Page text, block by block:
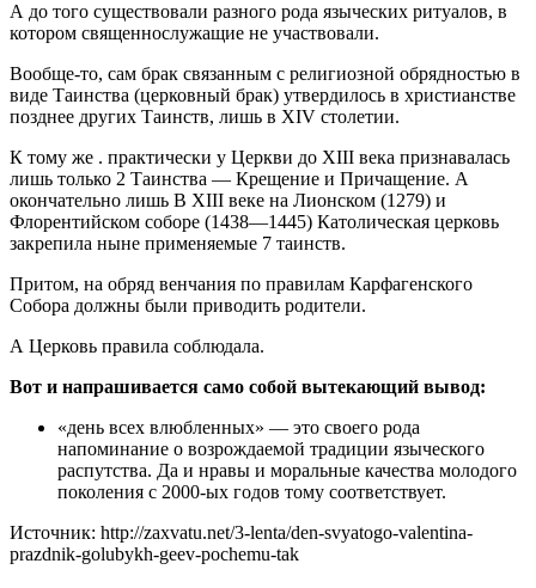
А до того существовали разного рода языческих ритуалов, в
котором священнослужащие не участвовали.
Вообще-то, сам брак связанным с религиозной обрядностью в
виде Таинства (церковный брак) утвердилось в христианстве
позднее других Таинств, лишь в XIV столетии.
К тому же . практически у Церкви до XIII века признавалась
лишь только 2 Таинства — Крещение и Причащение. А
окончательно лишь В XIII веке на Лионском (1279) и
Флорентийском соборе (1438—1445) Католическая церковь
закрепила ныне применяемые 7 таинств.
Притом, на обряд венчания по правилам Карфагенского
Собора должны были приводить родители.
А Церковь правила соблюдала.
Вот и напрашивается само собой вытекающий вывод:
«день всех влюбленных» — это своего рода
напоминание о возрождаемой традиции языческого
распутства. Да и нравы и моральные качества молодого
поколения с 2000-ых годов тому соответствует.
Источник: http://zaxvatu.net/3-lenta/den-svyatogo-valentina-
prazdnik-golubykh-geev-pochemu-tak